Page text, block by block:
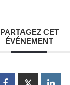
PARTAGEZ CET
ÉVÉNEMENT